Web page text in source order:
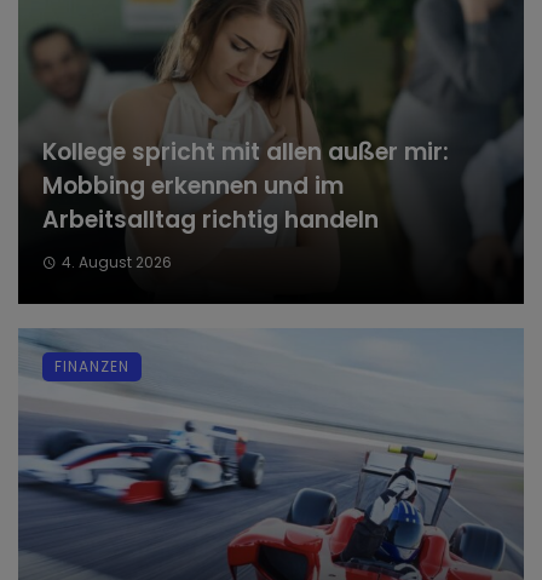
Kollege spricht mit allen außer mir:
Mobbing erkennen und im
Arbeitsalltag richtig handeln
4. August 2026
FINANZEN